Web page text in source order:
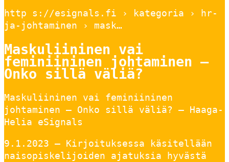
http s://esignals.fi › kategoria › hr-
ja-johtaminen › mask…
Maskuliininen vai
feminiininen johtaminen –
Onko sillä väliä?
Maskuliininen vai feminiininen
johtaminen – Onko sillä väliä? – Haaga-
Helia eSignals
9.1.2023 — Kirjoituksessa käsitellään
naisopiskelijoiden ajatuksia hyvästä